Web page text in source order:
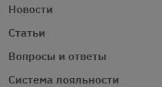
Новости
Статьи
Вопросы и ответы
Система лояльности